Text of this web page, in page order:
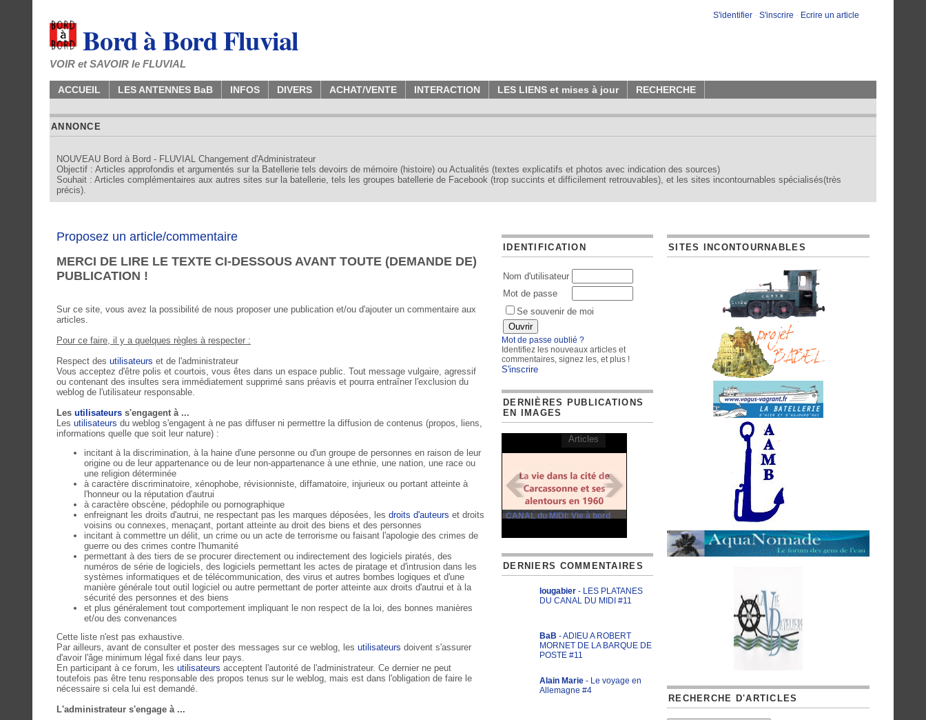
S'identifier - S'inscrire - Ecrire un article
Bord à Bord Fluvial
VOIR et SAVOIR le FLUVIAL
ACCUEIL LES ANTENNES BaB INFOS DIVERS ACHAT/VENTE INTERACTION LES LIENS et mises à jour RECHERCHE
ANNONCE
NOUVEAU Bord à Bord - FLUVIAL Changement d'Administrateur
Objectif : Articles approfondis et argumentés sur la Batellerie tels devoirs de mémoire (histoire) ou Actualités (textes explicatifs et photos avec indication des sources)
Souhait : Articles complémentaires aux autres sites sur la batellerie, tels les groupes batellerie de Facebook (trop succints et difficilement retrouvables), et les sites incontournables spécialisés(très
précis).
Proposez un article/commentaire
MERCI DE LIRE LE TEXTE CI-DESSOUS AVANT TOUTE (DEMANDE DE)
PUBLICATION !
Sur ce site, vous avez la possibilité de nous proposer une publication et/ou d'ajouter un commentaire aux
articles.
Pour ce faire, il y a quelques règles à respecter :
Respect des utilisateurs et de l'administrateur
Vous acceptez d'être polis et courtois, vous êtes dans un espace public. Tout message vulgaire, agressif
ou contenant des insultes sera immédiatement supprimé sans préavis et pourra entraîner l'exclusion du
weblog de l'utilisateur responsable.
Les utilisateurs s'engagent à ...
Les utilisateurs du weblog s'engagent à ne pas diffuser ni permettre la diffusion de contenus (propos, liens,
informations quelle que soit leur nature) :
incitant à la discrimination, à la haine d'une personne ou d'un groupe de personnes en raison de leur
origine ou de leur appartenance ou de leur non-appartenance à une ethnie, une nation, une race ou
une religion déterminée
à caractère discriminatoire, xénophobe, révisionniste, diffamatoire, injurieux ou portant atteinte à
l'honneur ou la réputation d'autrui
à caractère obscène, pédophile ou pornographique
enfreignant les droits d'autrui, ne respectant pas les marques déposées, les droits d'auteurs et droits
voisins ou connexes, menaçant, portant atteinte au droit des biens et des personnes
incitant à commettre un délit, un crime ou un acte de terrorisme ou faisant l'apologie des crimes de
guerre ou des crimes contre l'humanité
permettant à des tiers de se procurer directement ou indirectement des logiciels piratés, des
numéros de série de logiciels, des logiciels permettant les actes de piratage et d'intrusion dans les
systèmes informatiques et de télécommunication, des virus et autres bombes logiques et d'une
manière générale tout outil logiciel ou autre permettant de porter atteinte aux droits d'autrui et à la
sécurité des personnes et des biens
et plus généralement tout comportement impliquant le non respect de la loi, des bonnes manières
et/ou des convenances
Cette liste n'est pas exhaustive.
Par ailleurs, avant de consulter et poster des messages sur ce weblog, les utilisateurs doivent s'assurer
d'avoir l'âge minimum légal fixé dans leur pays.
En participant à ce forum, les utilisateurs acceptent l'autorité de l'administrateur. Ce dernier ne peut
toutefois pas être tenu responsable des propos tenus sur le weblog, mais est dans l'obligation de faire le
nécessaire si cela lui est demandé.
L'administrateur s'engage à ...
IDENTIFICATION
Nom d'utilisateur
Mot de passe
Se souvenir de moi
Mot de passe oublié ?
Identifiez les nouveaux articles et
commentaires, signez les, et plus !
S'inscrire
DERNIÈRES PUBLICATIONS
EN IMAGES
CANAL du MIDI: Vie à bord
Articles
DERNIERS COMMENTAIRES
lougabier - LES PLATANES
DU CANAL DU MIDI #11
BaB - ADIEU A ROBERT
MORNET DE LA BARQUE DE
POSTE #11
Alain Marie - Le voyage en
Allemagne #4
SITES INCONTOURNABLES
RECHERCHE D'ARTICLES